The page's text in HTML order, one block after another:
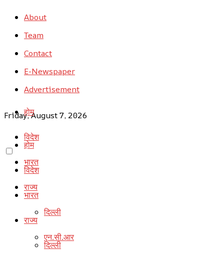
About
Team
Contact
E-Newspaper
Advertisement
Friday, August 7, 2026
होम
विदेश
भारत
राज्य
दिल्ली
एन.सी.आर
होम
विदेश
भारत
राज्य
दिल्ली